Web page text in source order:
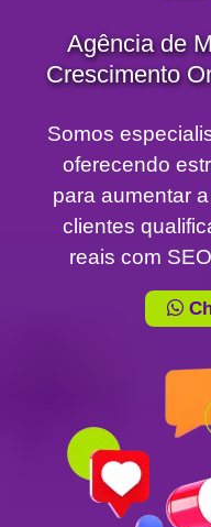
Agência de
Crescimento
Somos
oferecendo
para aumentar
clientes
reais com